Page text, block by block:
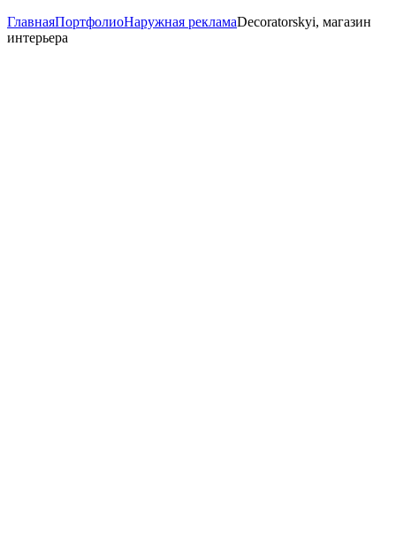
ГлавнаяПортфолиоНаружная рекламаDecoratorskyi, магазин
интерьера